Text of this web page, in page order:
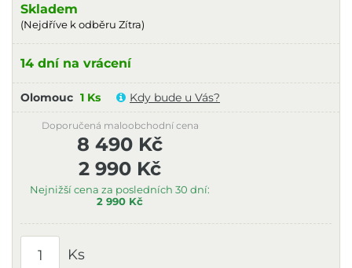
Skladem
(Nejdříve k odběru Zítra)
14 dní na vrácení
Olomouc 1 Ks Kdy bude u Vás?
2 990 Kč
Nejnižší cena za posledních 30 dní:
2 990 Kč
Doporučená maloobchodní cena
8 490 Kč
Ks